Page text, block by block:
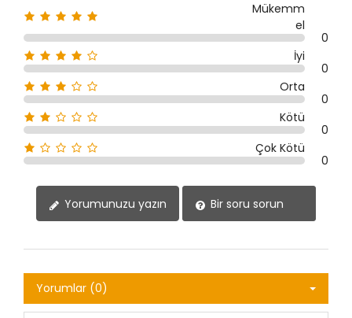
Mükemm
el
0
İyi
0
Orta
0
Kötü
0
Çok Kötü
0
Yorumunuzu yazın Bir soru sorun
Yorumlar (0)